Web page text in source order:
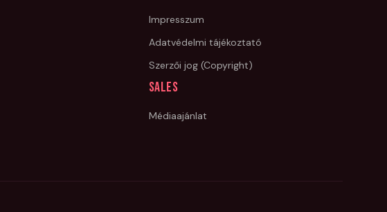
Impresszum
Adatvédelmi tájékoztató
Szerzői jog (Copyright)
Sales
Médiaajánlat